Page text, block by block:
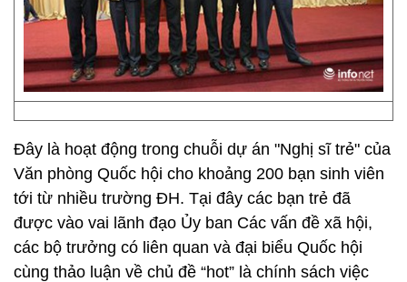
Đây là hoạt động trong chuỗi dự án "Nghị sĩ trẻ" của
Văn phòng Quốc hội cho khoảng 200 bạn sinh viên
tới từ nhiều trường ĐH. Tại đây các bạn trẻ đã
được vào vai lãnh đạo Ủy ban Các vấn đề xã hội,
các bộ trưởng có liên quan và đại biểu Quốc hội
cùng thảo luận về chủ đề “hot” là chính sách việc